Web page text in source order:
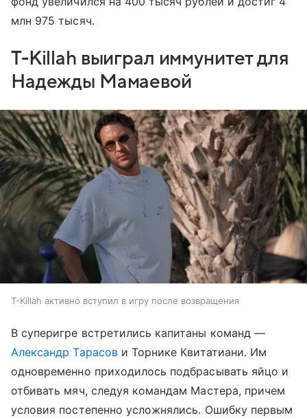
млн 975 тысяч.
T-Killah выиграл иммунитет для
Надежды Мамаевой
T-Killah активно вступил в игру после возвращения
В суперигре встретились капитаны команд —
Александр Тарасови Торнике Квитатиани. Им
одновременно приходилось подбрасывать яйцо и
отбивать мяч, следуя командам Мастера, причем
условия постепенно усложнялись. Ошибку первым